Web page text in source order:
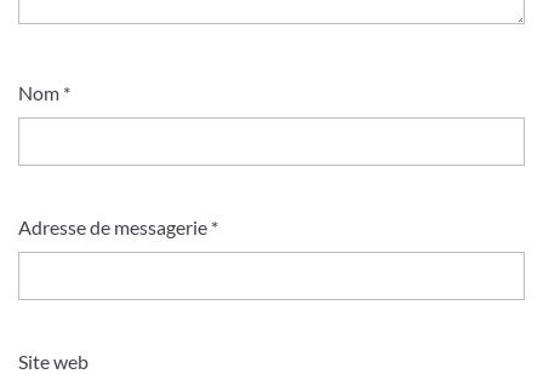
Nom *
Adresse de messagerie *
Site web